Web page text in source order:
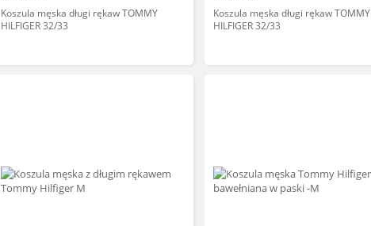
Koszula męska długi rękaw TOMMY
HILFIGER 32/33
Koszula męska długi rękaw TOMMY
HILFIGER 32/33